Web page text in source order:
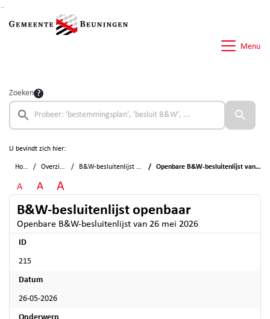
Menu
Zoeken
U bevindt zich hier:
Home Overzichten B&W-besluitenlijst openbaar Openbare B&W-besluitenlijst van 26 mei 2026
A A A
B&W-besluitenlijst openbaar
Openbare B&W-besluitenlijst van 26 mei 2026
ID
215
Datum
26-05-2026